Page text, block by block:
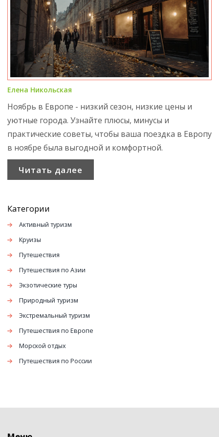
Елена Никольская
Ноябрь в Европе - низкий сезон, низкие цены и
уютные города. Узнайте плюсы, минусы и
практические советы, чтобы ваша поездка в Европу
в ноябре была выгодной и комфортной.
Читать далее
Категории
Активный туризм
Круизы
Путешествия
Путешествия по Азии
Экзотические туры
Природный туризм
Экстремальный туризм
Путешествия по Европе
Морской отдых
Путешествия по России